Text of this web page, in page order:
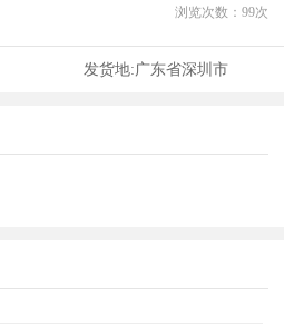
浏览次数： 99次
发货地:广东省深圳市